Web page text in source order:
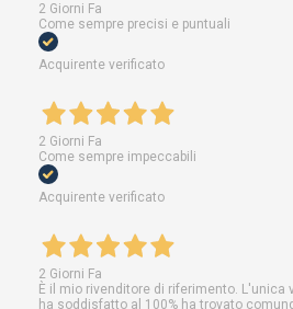
2 Giorni Fa
Come sempre precisi e puntuali
Acquirente verificato
2 Giorni Fa
Come sempre impeccabili
Acquirente verificato
2 Giorni Fa
È il mio rivenditore di riferimento. L'unica
ha soddisfatto al 100% ha trovato